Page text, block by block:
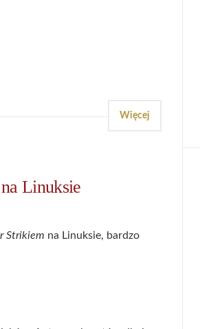
Więcej
Linuksie
Strikiem na Linuksie, bardzo